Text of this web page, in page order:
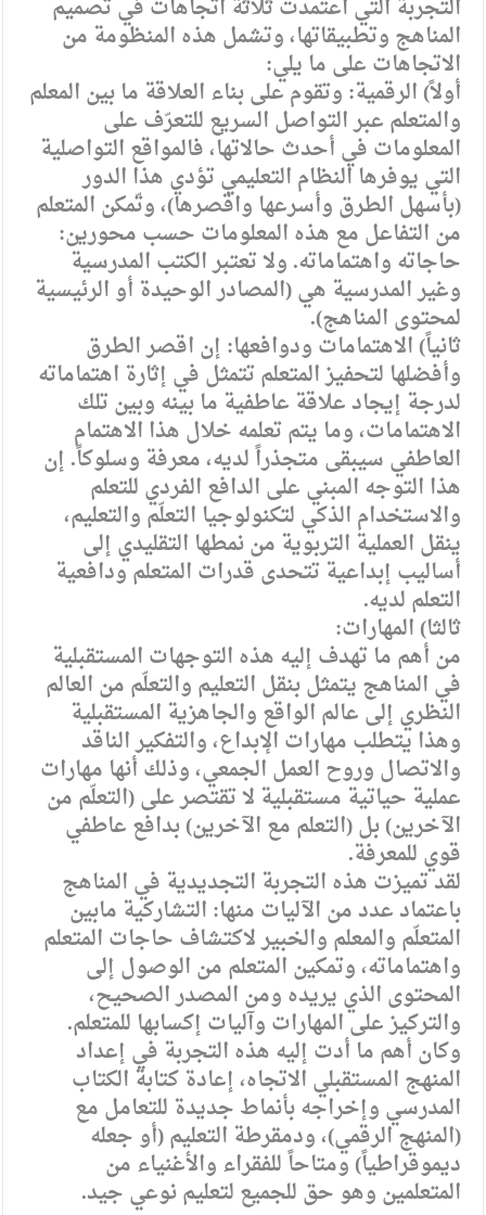
التجربة التي اعتمدت ثلاثة اتجاهات في تصميم
المناهج وتطبيقاتها، وتشمل هذه المنظومة من
الاتجاهات على ما يلي:
أولاً) الرقمية: وتقوم على بناء العلاقة ما بين المعلم
والمتعلم عبر التواصل السريع للتعرّف على
المعلومات في أحدث حالاتها، فالمواقع التواصلية
التي يوفرها النظام التعليمي تؤدي هذا الدور
(بأسهل الطرق وأسرعها واقصرها)، وتّمكن المتعلم
من التفاعل مع هذه المعلومات حسب محورين:
حاجاته واهتماماته. ولا تعتبر الكتب المدرسية
وغير المدرسية هي (المصادر الوحيدة أو الرئيسية
لمحتوى المناهج).
ثانياً) الاهتمامات ودوافعها: إن اقصر الطرق
وأفضلها لتحفيز المتعلم تتمثل في إثارة اهتماماته
لدرجة إيجاد علاقة عاطفية ما بينه وبين تلك
الاهتمامات، وما يتم تعلمه خلال هذا الاهتمام
العاطفي سيبقى متجذراً لديه، معرفة وسلوكاً. إن
هذا التوجه المبني على الدافع الفردي للتعلم
والاستخدام الذكي لتكنولوجيا التعلّم والتعليم،
ينقل العملية التربوية من نمطها التقليدي إلى
أساليب إبداعية تتحدى قدرات المتعلم ودافعية
التعلم لديه.
ثالثا) المهارات:
من أهم ما تهدف إليه هذه التوجهات المستقبلية
في المناهج يتمثل بنقل التعليم والتعلّم من العالم
النظري إلى عالم الواقع والجاهزية المستقبلية
وهذا يتطلب مهارات الإبداع، والتفكير الناقد
والاتصال وروح العمل الجمعي، وذلك أنها مهارات
عملية حياتية مستقبلية لا تقتصر على (التعلّم من
الآخرين) بل (التعلم مع الآخرين) بدافع عاطفي
قوي للمعرفة.
لقد تميزت هذه التجربة التجديدية في المناهج
باعتماد عدد من الآليات منها: التشاركية مابين
المتعلّم والمعلم والخبير لاكتشاف حاجات المتعلم
واهتماماته، وتمكين المتعلم من الوصول إلى
المحتوى الذي يريده ومن المصدر الصحيح،
والتركيز على المهارات وآليات إكسابها للمتعلم.
وكان أهم ما أدت إليه هذه التجربة في إعداد
المنهج المستقبلي الاتجاه، إعادة كتابة الكتاب
المدرسي وإخراجه بأنماط جديدة للتعامل مع
(المنهج الرقمي)، ودمقرطة التعليم (أو جعله
ديموقراطياً) ومتاحاً للفقراء والأغنياء من
المتعلمين وهو حق للجميع لتعليم نوعي جيد.